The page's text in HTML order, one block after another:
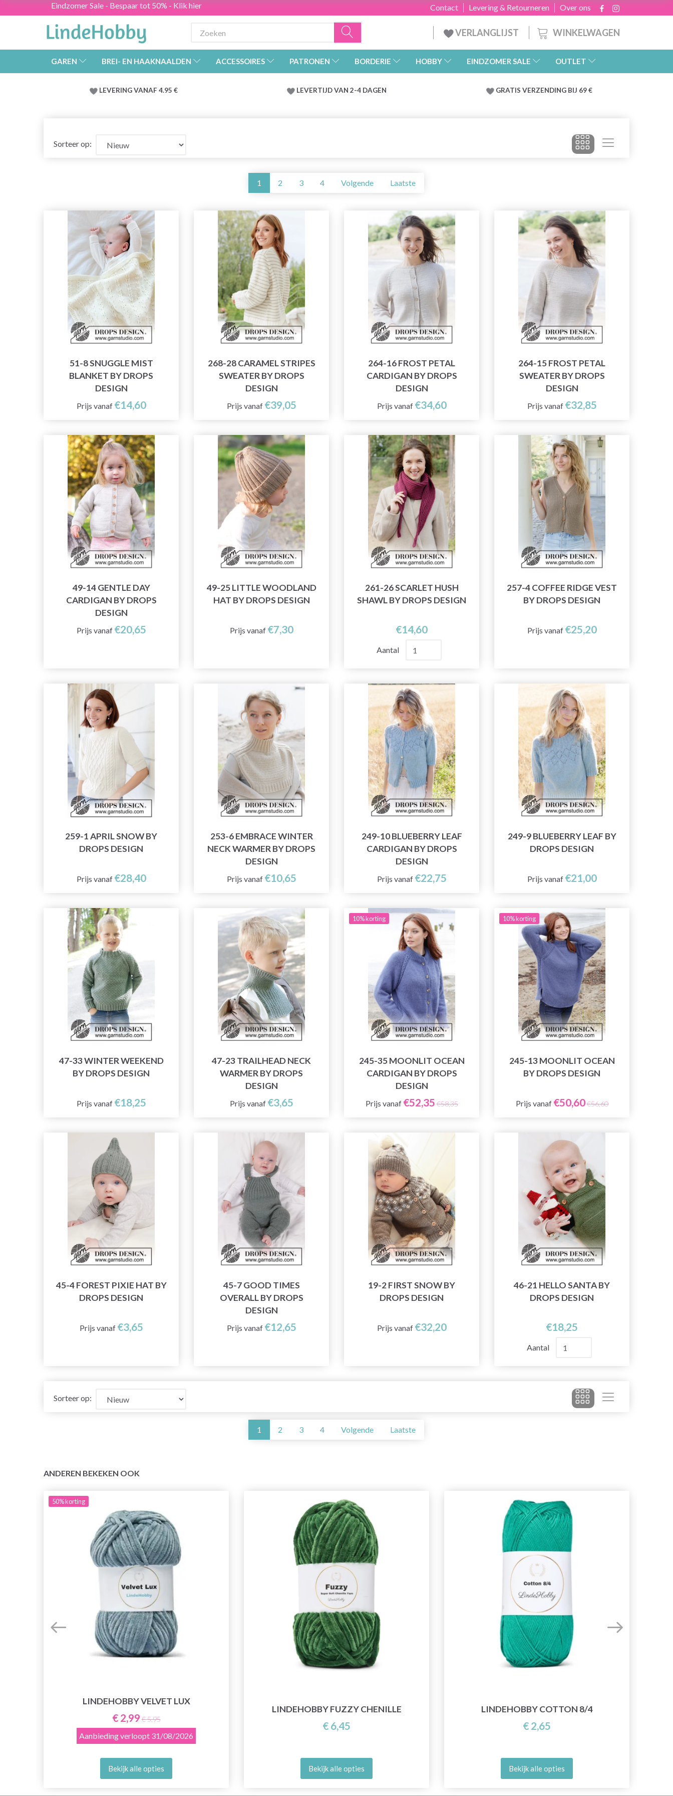
Eindzomer Sale - Bespaar tot 50% - Klik hier Over ons
Levering & Retourneren
Contact
WINKELWAGEN
VERLANGLIJST
GAREN BREI- EN HAAKNAALDEN ACCESSOIRES PATRONEN BORDERIE HOBBY EINDZOMER SALE OUTLET
LEVERING VANAF 4.95 € LEVERTIJD VAN 2-4 DAGEN GRATIS VERZENDING BIJ 69 €
Sorteer op:
1 2 3 4 Volgende Laatste
51-8 SNUGGLE MIST
BLANKET BY DROPS
DESIGN
Prijs vanaf €14,60
268-28 CARAMEL STRIPES
SWEATER BY DROPS
DESIGN
Prijs vanaf €39,05
264-16 FROST PETAL
CARDIGAN BY DROPS
DESIGN
Prijs vanaf €34,60
264-15 FROST PETAL
SWEATER BY DROPS
DESIGN
Prijs vanaf €32,85
49-14 GENTLE DAY
CARDIGAN BY DROPS
DESIGN
Prijs vanaf €20,65
49-25 LITTLE WOODLAND
HAT BY DROPS DESIGN
Prijs vanaf €7,30
261-26 SCARLET HUSH
SHAWL BY DROPS DESIGN
€14,60
Aantal
257-4 COFFEE RIDGE VEST
BY DROPS DESIGN
Prijs vanaf €25,20
259-1 APRIL SNOW BY
DROPS DESIGN
Prijs vanaf €28,40
253-6 EMBRACE WINTER
NECK WARMER BY DROPS
DESIGN
Prijs vanaf €10,65
249-10 BLUEBERRY LEAF
CARDIGAN BY DROPS
DESIGN
Prijs vanaf €22,75
249-9 BLUEBERRY LEAF BY
DROPS DESIGN
Prijs vanaf €21,00
47-33 WINTER WEEKEND
BY DROPS DESIGN
Prijs vanaf €18,25
47-23 TRAILHEAD NECK
WARMER BY DROPS
DESIGN
Prijs vanaf €3,65
10% korting
245-35 MOONLIT OCEAN
CARDIGAN BY DROPS
DESIGN
Prijs vanaf €52,35 €58,35
10% korting
245-13 MOONLIT OCEAN
BY DROPS DESIGN
Prijs vanaf €50,60€56,60
45-4 FOREST PIXIE HAT BY
DROPS DESIGN
Prijs vanaf €3,65
45-7 GOOD TIMES
OVERALL BY DROPS
DESIGN
Prijs vanaf €12,65
19-2 FIRST SNOW BY
DROPS DESIGN
Prijs vanaf €32,20
46-21 HELLO SANTA BY
DROPS DESIGN
€18,25
Aantal
Sorteer op:
1 2 3 4 Volgende Laatste
ANDEREN BEKEKEN OOK
50%korting
LINDEHOBBY VELVET LUX
€ 2,99 € 5,95
Aanbieding verloopt 31/08/2026
Bekijk alle opties
LINDEHOBBY FUZZY CHENILLE
€ 6,45
Bekijk alle opties
LINDEHOBBY COTTON 8/4
€ 2,65
Bekijk alle opties